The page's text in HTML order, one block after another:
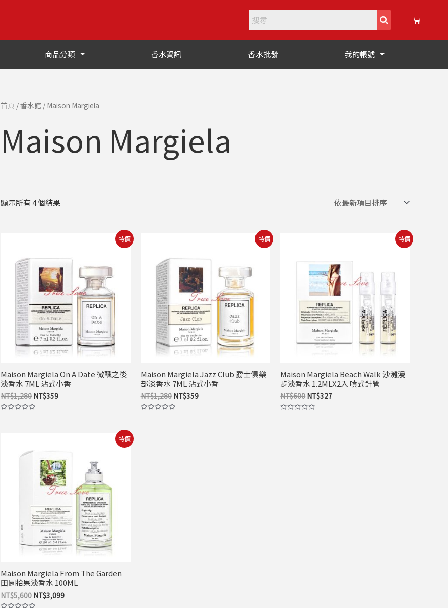
購
物
商品分類 香水資訊 香水批發 我的帳號
首頁 /香水館 / Maison Margiela
Maison Margiela
顯示所有 4 個結果
特價
Maison Margiela On A Date 微醺之後
淡香水 7ML 沾式小香
NT$1,280
格：
NT$1,280。
NT$359
格：
NT$359。
特價
Maison Margiela Jazz Club 爵士俱樂
部淡香水 7ML 沾式小香
NT$1,280
格：
NT$1,280。
NT$359
格：
NT$359。
特價
Maison Margiela Beach Walk 沙灘漫
步淡香水 1.2MLX2入 噴式針管
NT$600
格：
NT$600。
NT$327
格：
NT$327。
特價
Maison Margiela From The Garden
田園拾果淡香水 100ML
NT$5,600
價
格：
NT$5,600。
NT$3,099
格：
NT$3,099。